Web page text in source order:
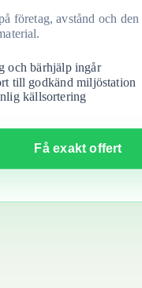
företag, avstånd och den
och bärhjälp ingår
till godkänd miljöstation
källsortering
Få exakt offert